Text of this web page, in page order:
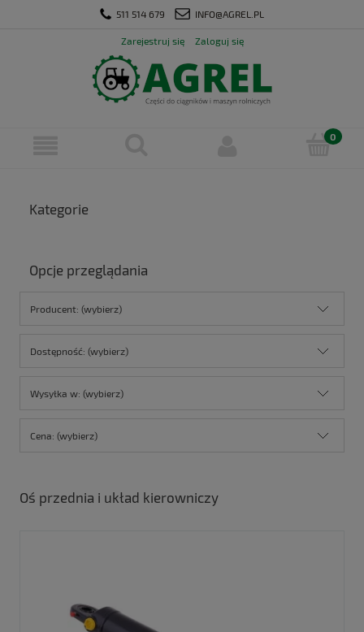
511 514 679 INFO@AGREL.PL
Zarejestruj się Zaloguj się
Kategorie
Opcje przeglądania
Producent: (wybierz)
Dostępność: (wybierz)
Wysyłka w: (wybierz)
Cena: (wybierz)
Oś przednia i układ kierowniczy